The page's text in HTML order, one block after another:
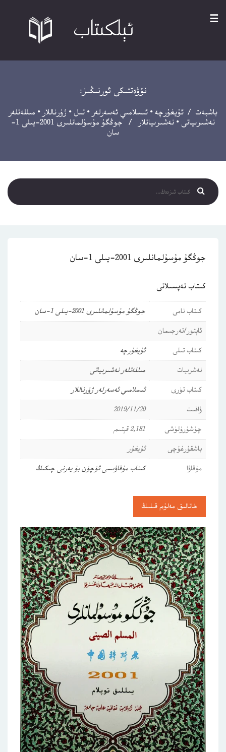
☰
نۆۋەتتىكى ئورنىڭىز:
باشبەت / ئۇيغۇرچە • ئىسلامىي ئەسەرلەر • تىل • ژۇرناللار • مىللەتلەر
نەشىرىياتى • نەشىرىياتلار
/ جوڭگۇ مۇسۇلمانلىرى 2001-يىلى 1-
سان
جوڭگۇ مۇسۇلمانلىرى 2001-يىلى 1-سان
كىتاب تەپسىلاتى
كىتاب نامى
جوڭگۇ مۇسۇلمانلىرى 2001-يىلى 1-سان
ئاپتور/تەرجىمان
كىتاب تىلى
ئۇيغۇرچە
نەشرىيات
مىللەتلەر نەشىرىياتى
كىتاب تۈرى
ئىسلامىي ئەسەرلەر ژۇرناللار
ۋاقىت
2019/11/20
چۈشۈرۈلۈشى
2,181 قېتىم
باشقۇرغۇچى
ئۇيغۇر
مۇقاۋا
كىتاب مۇقاۋىسى ئۈچۈن بۇ يەرنى چىكىڭ
خاتالىق مەلۇم قىلىڭ